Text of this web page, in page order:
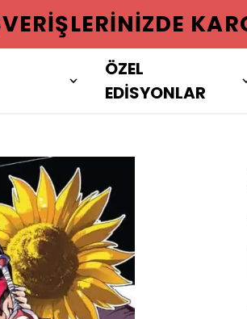
ÖZEL
EDİSYONLAR